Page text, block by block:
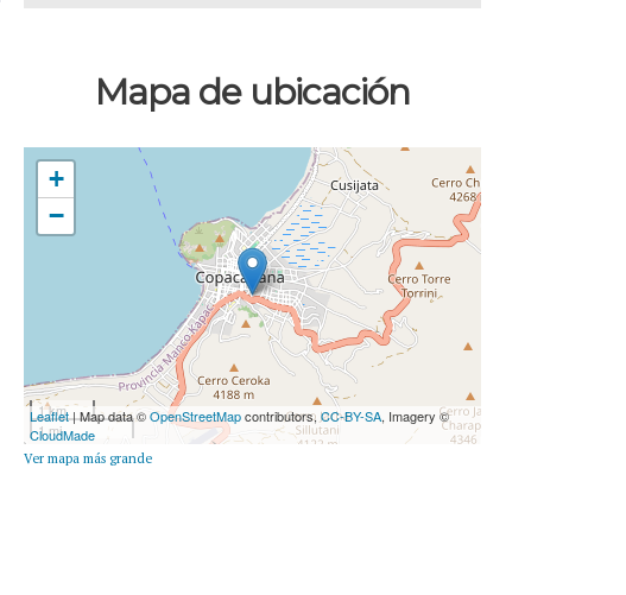
Mapa de ubicación
+
−
1 km
1 mi
Leaflet| Map data ©OpenStreetMapcontributors, CC-BY-SA, Imagery ©
CloudMade
Ver mapa más grande